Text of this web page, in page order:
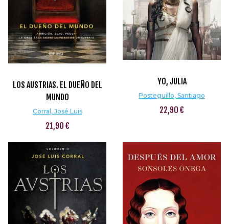
LOS AUSTRIAS. EL DUEÑO DEL
MUNDO
Corral, José Luis
21,90 €
YO, JULIA
Posteguillo, Santiago
22,90 €